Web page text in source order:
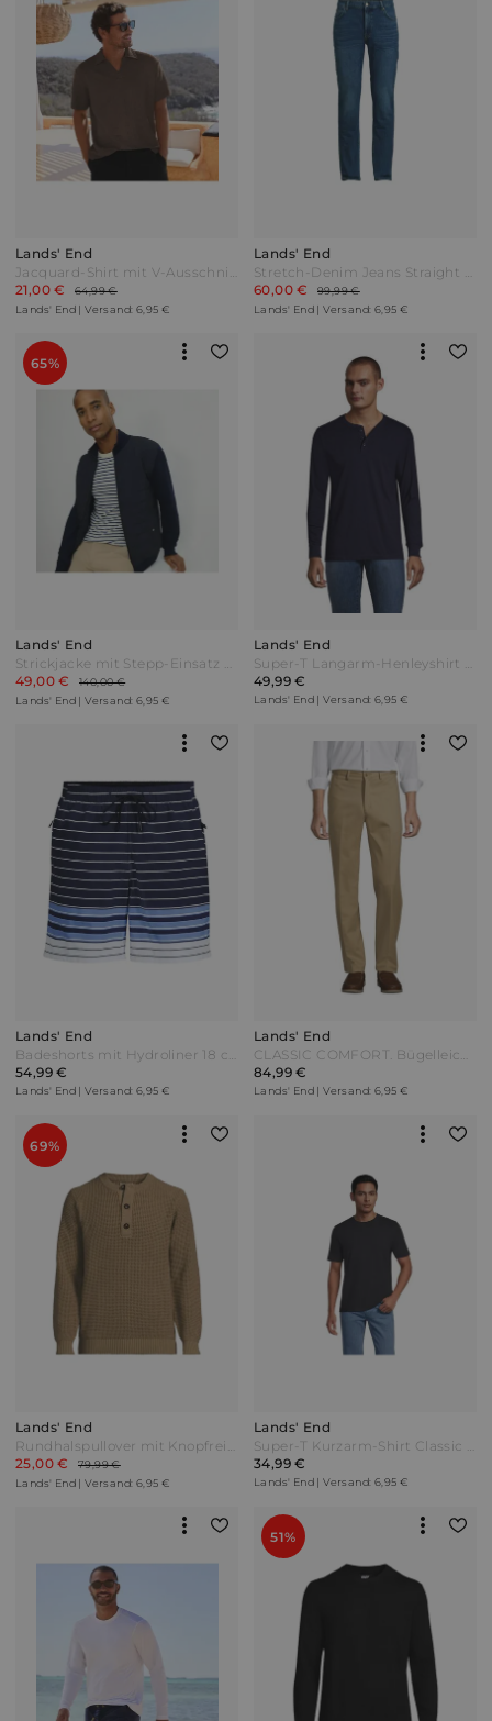
Lands' End
Jacquard-Shirt mit V-Ausschnitt Herren Braun by Lands' End
21,00 €
64,99 €
Lands' End | Versand: 6,95 €
Lands' End
Stretch-Denim Jeans Straight Fit Herren Blau by Lands' End
60,00 €
99,99 €
Lands' End | Versand: 6,95 €
65%
Lands' End
Strickjacke mit Stepp-Einsatz und Reißverschluss Herren Blau by Lands' End
49,00 €
140,00 €
Lands' End | Versand: 6,95 €
Lands' End
Super-T Langarm-Henleyshirt Classic Fit Herren Blau Jersey by Lands' End
49,99 €
Lands' End | Versand: 6,95 €
Lands' End
Badeshorts mit Hydroliner 18 cm Herren Blau by Lands' End
54,99 €
Lands' End | Versand: 6,95 €
Lands' End
CLASSIC COMFORT. Bügelleichte Chinos Herren Beige Baumwolle by Lands' End
84,99 €
Lands' End | Versand: 6,95 €
69%
Lands' End
Rundhalspullover mit Knopfreihe Herren Braun by Lands' End
25,00 €
79,99 €
Lands' End | Versand: 6,95 €
Lands' End
Super-T Kurzarm-Shirt Classic Fit Tallgröße Herren Schwarz by Lands' End
34,99 €
Lands' End | Versand: 6,95 €
51%